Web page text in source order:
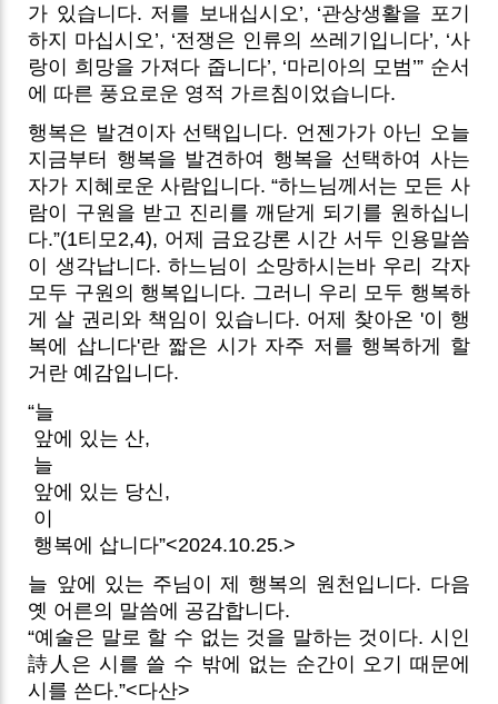
가 있습니다. 저를 보내십시오’, ‘관상생활을 포기
하지 마십시오’, ‘전쟁은 인류의 쓰레기입니다’, ‘사
랑이 희망을 가져다 줍니다’, ‘마리아의 모범’” 순서
에 따른 풍요로운 영적 가르침이었습니다.
행복은 발견이자 선택입니다. 언젠가가 아닌 오늘
지금부터 행복을 발견하여 행복을 선택하여 사는
자가 지혜로운 사람입니다. “하느님께서는 모든 사
람이 구원을 받고 진리를 깨닫게 되기를 원하십니
다.”(1티모2,4), 어제 금요강론 시간 서두 인용말씀
이 생각납니다. 하느님이 소망하시는바 우리 각자
모두 구원의 행복입니다. 그러니 우리 모두 행복하
게 살 권리와 책임이 있습니다. 어제 찾아온 '이 행
복에 삽니다'란 짧은 시가 자주 저를 행복하게 할
거란 예감입니다.
“늘
앞에 있는 산,
늘
앞에 있는 당신,
이
행복에 삽니다”<2024.10.25.>
늘 앞에 있는 주님이 제 행복의 원천입니다. 다음
옛 어른의 말씀에 공감합니다.
“예술은 말로 할 수 없는 것을 말하는 것이다. 시인
詩人은 시를 쓸 수 밖에 없는 순간이 오기 때문에
시를 쓴다.”<다산>